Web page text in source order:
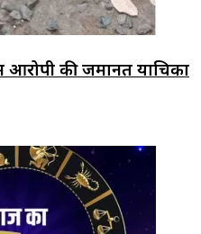
आरोपी की जमानत याचिका